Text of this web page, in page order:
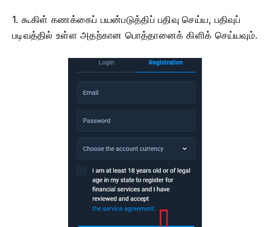
1. கூகிள் கணக்கைப் பயன்படுத்திப் பதிவு செய்ய, பதிவுப்
படிவத்தில் உள்ள அதற்கான பொத்தானைக் கிளிக் செய்யவும்.